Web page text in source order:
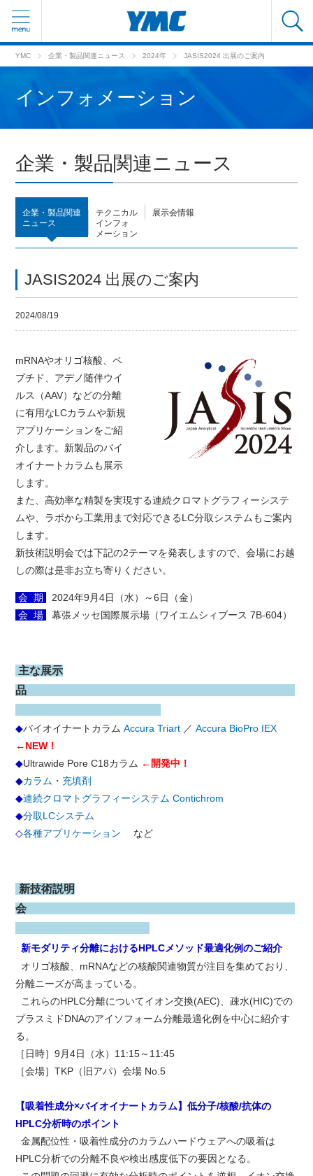
YMC 企業・製品関連ニュース 2024年 JASIS2024 出展のご案内
インフォメーション
企業・製品関連ニュース
企業・製品関連
ニュース
テクニカル
インフォ
メーション
展示会情報
JASIS2024 出展のご案内
2024/08/19
mRNAやオリゴ核酸、ペ
プチド、アデノ随伴ウイ
ルス（AAV）などの分離
に有用なLCカラムや新規
アプリケーションをご紹
介します。新製品のバイ
オイナートカラムも展示
します。
また、高効率な精製を実現する連続クロマトグラフィーシステ
ムや、ラボから工業用まで対応できるLC分取システムもご案内
します。
新技術説明会では下記の2テーマを発表しますので、会場にお越
しの際は是非お立ち寄りください。
会 期
2024年9月4日（水）～6日（金）
会 場
幕張メッセ国際展示場（ワイエムシィブース 7B-604）
主な展示
品
◆バイオイナートカラムAccura Triart ／Accura BioPro IEX
←NEW！
◆Ultrawide Pore C18カラム ←開発中！
◆カラム ・ 充填剤
◆連続クロマトグラフィーシステム Contichrom
◆分取LCシステム
◇各種アプリケーション など
新技術説明
会
新モダリティ分離におけるHPLCメソッド最適化例のご紹介
オリゴ核酸、mRNAなどの核酸関連物質が注目を集めており、
分離ニーズが高まっている。
これらのHPLC分離についてイオン交換(AEC)、疎水(HIC)での
プラスミドDNAのアイソフォーム分離最適化例を中心に紹介す
る。
［日時］9月4日（水）11:15～11:45
［会場］TKP（旧アパ）会場 No.5
【吸着性成分×バイオイナートカラム】低分子/核酸/抗体の
HPLC分析時のポイント
金属配位性・吸着性成分のカラムハードウェアへの吸着は
HPLC分析での分離不良や検出感度低下の要因となる。